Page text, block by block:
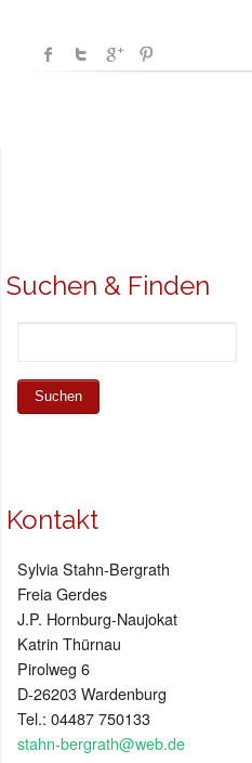
Suchen & Finden
Kontakt
Sylvia Stahn-Bergrath
Freia Gerdes
J.P. Hornburg-Naujokat
Katrin Thürnau
Pirolweg 6
D-26203 Wardenburg
Tel.: 04487 750133
stahn-bergrath@web.de